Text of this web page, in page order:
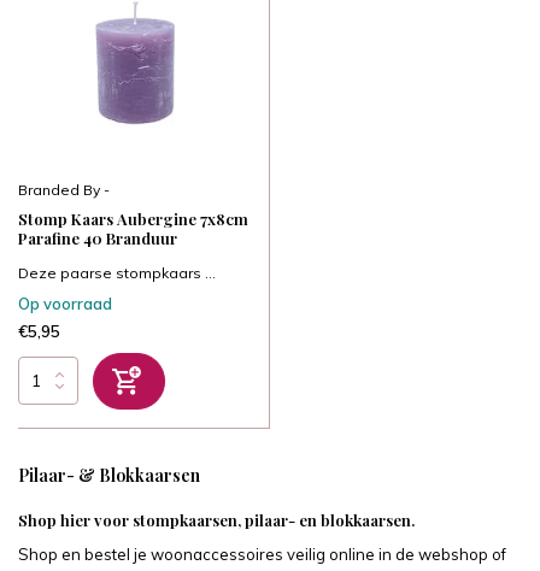
Branded By -
Stomp Kaars Aubergine 7x8cm
Parafine 40 Branduur
Deze paarse stompkaars ...
Op voorraad
€5,95
Pilaar- & Blokkaarsen
Shop hier voor stompkaarsen, pilaar- en blokkaarsen.
Shop en bestel je woonaccessoires veilig online in de webshop of